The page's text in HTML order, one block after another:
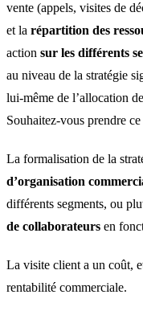
vente (appels, visites de
et la répartition des
action sur les différents
au niveau de la stratégie
lui-même de l’allocation
Souhaitez-vous prendre
La formalisation de la
d’organisation
différents segments, ou
de collaborateurs en
La visite client a un coût,
rentabilité commerciale.